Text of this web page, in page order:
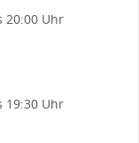
20:00 Uhr
19:30 Uhr